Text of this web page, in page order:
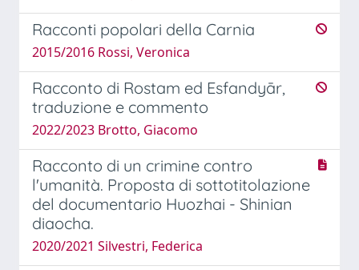
Racconti popolari della Carnia
2015/2016 Rossi, Veronica
Racconto di Rostam ed Esfandyār,
traduzione e commento
2022/2023 Brotto, Giacomo
Racconto di un crimine contro
l'umanità. Proposta di sottotitolazione
del documentario Huozhai - Shinian
diaocha.
2020/2021 Silvestri, Federica